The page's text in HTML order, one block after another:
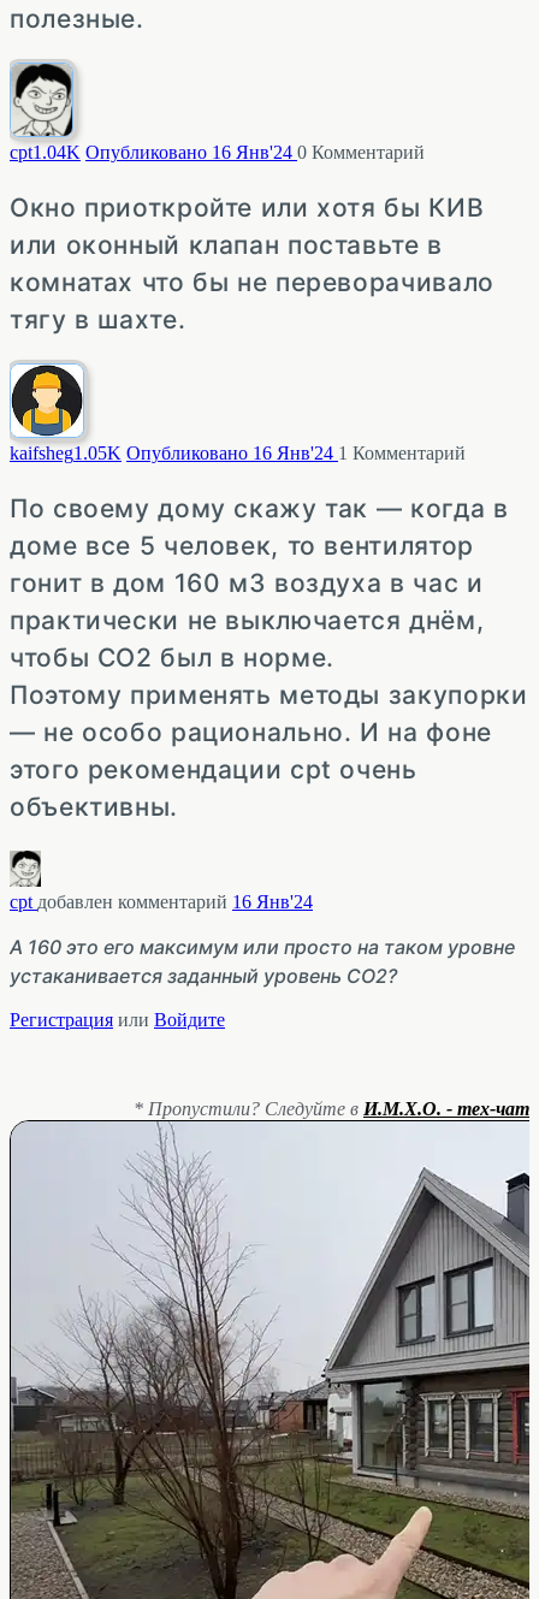
полезные.
cpt1.04K Опубликовано 16 Янв'24 0 Комментарий
Окно приоткройте или хотя бы КИВ
или оконный клапан поставьте в
комнатах что бы не переворачивало
тягу в шахте.
kaifsheg1.05K Опубликовано 16 Янв'24 1 Комментарий
По своему дому скажу так — когда в
доме все 5 человек, то вентилятор
гонит в дом 160 м3 воздуха в час и
практически не выключается днём,
чтобы СО2 был в норме.
Поэтому применять методы закупорки
— не особо рационально. И на фоне
этого рекомендации cpt очень
объективны.
cpt добавлен комментарий 16 Янв'24
А 160 это его максимум или просто на таком уровне
устаканивается заданный уровень СО2?
Регистрация или Войдите
* Пропустили? Следуйте в И.М.Х.О. - тех-чат